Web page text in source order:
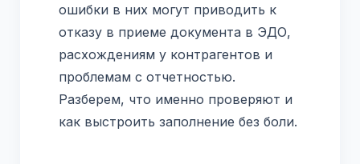
ошибки в них могут приводить к
отказу в приеме документа в ЭДО,
расхождениям у контрагентов и
проблемам с отчетностью.
Разберем, что именно проверяют и
как выстроить заполнение без боли.